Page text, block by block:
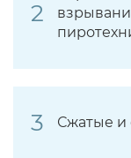
Сжатые и